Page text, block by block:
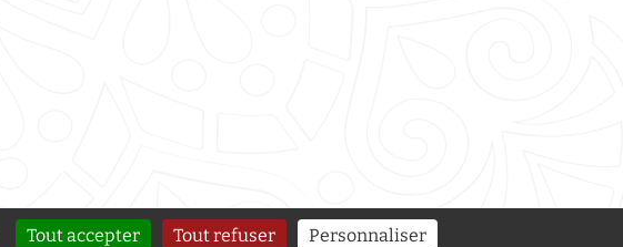
Tout accepter Tout refuser Personnaliser